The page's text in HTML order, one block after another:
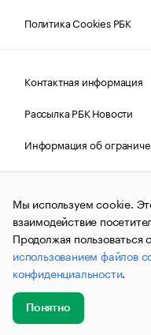
Политика Cookies РБК
Контактная информация
Рассылка РБК Новости
Информация об
Правовая информация
© АО
и материалы
(зарегистрировано
связи, информационных
коммуникаций
№ФС77-63848)
публикации могут
не предназначенную для
до 18 лет.
Мы используем cookie.
взаимодействие
Продолжая пользоваться
использованием файлов
конфиденциальности.
Понятно